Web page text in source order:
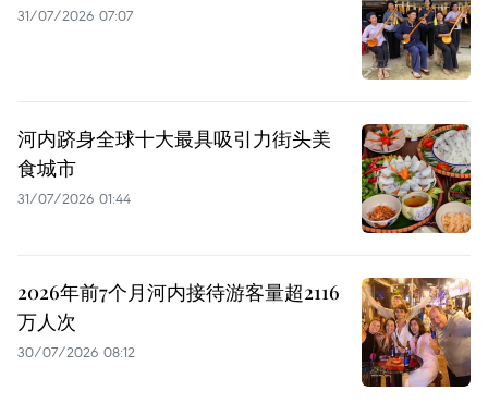
31/07/2026 07:07
河内跻身全球十大最具吸引力街头美
食城市
31/07/2026 01:44
2026年前7个月河内接待游客量超2116
万人次
30/07/2026 08:12